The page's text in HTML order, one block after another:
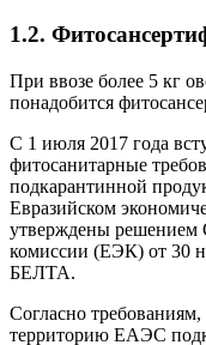
1.2.
При ввозе более 5 кг
понадобится
С 1 июля 2017 года
фитосанитарные
подкарантинной
Евразийском
утверждены решением
комиссии (ЕЭК) от 30
БЕЛТА.
Согласно требованиям,
территорию ЕАЭС